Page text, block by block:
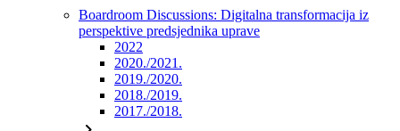
Boardroom Discussions: Digitalna transformacija iz
perspektive predsjednika uprave
2022
2020./2021.
2019./2020.
2018./2019.
2017./2018.